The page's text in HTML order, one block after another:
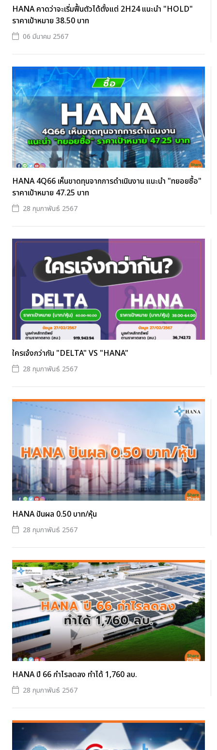
HANA คาดว่าจะเริ่มฟื้นตัวได้ตั้งแต่ 2H24 แนะนำ "HOLD"
ราคาเป้าหมาย 38.50 บาท
06 มีนาคม 2567
HANA 4Q66 เห็นขาดทุนจากการดำเนินงาน แนะนำ "ทยอยซื้อ"
ราคาเป้าหมาย 47.25 บาท
28 กุมภาพันธ์ 2567
ใครเจ๋งกว่ากัน "DELTA" VS "HANA"
28 กุมภาพันธ์ 2567
HANA ปันผล 0.50 บาท/หุ้น
28 กุมภาพันธ์ 2567
HANA ปี 66 กำไรลดลง ทำได้ 1,760 ลบ.
28 กุมภาพันธ์ 2567